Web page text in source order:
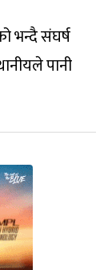
भन्दै संघर्ष
पानी